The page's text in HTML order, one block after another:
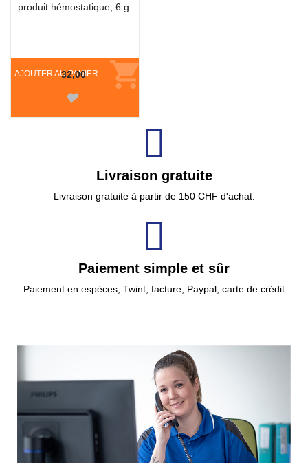
produit hémostatique, 6 g
AJOUTER AU PANIER
32,00
Livraison gratuite
Livraison gratuite à partir de 150 CHF d'achat.
Paiement simple et sûr
Paiement en espèces, Twint, facture, Paypal, carte de crédit